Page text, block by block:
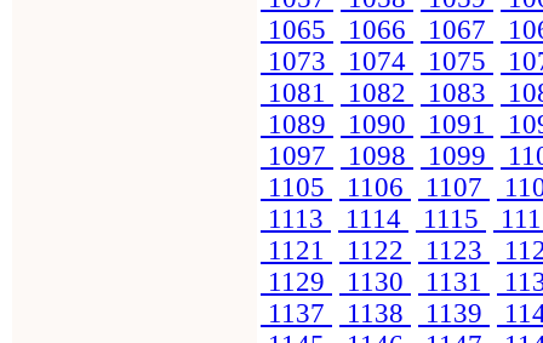
1065
1066 1067
1073
1074 1075
1081
1082 1083
1089
1090 1091
1097
1098 1099
1105
1106 1107
1113
1114 1115
1121
1122 1123
1129
1130 1131
1137
1138 1139